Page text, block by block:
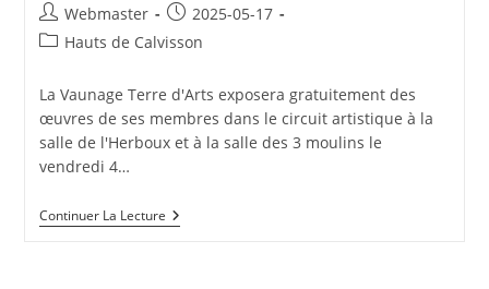
Auteur/autrice
de
Webmaster
Publication
publiée :
2025-05-17
PostHauts de Calvisson
La Vaunage Terre d'Arts exposera gratuitement des
œuvres de ses membres dans le circuit artistique à la
salle de l'Herboux et à la salle des 3 moulins le
vendredi 4…
Continuer La LectureHauts
De